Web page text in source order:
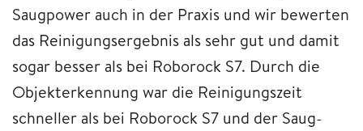
Saugpower auch in der Praxis und wir bewerten
das Reinigungsergebnis als sehr gut und damit
sogar besser als bei Roborock S7. Durch die
Objekterkennung war die Reinigungszeit
schneller als bei Roborock S7 und der Saug-